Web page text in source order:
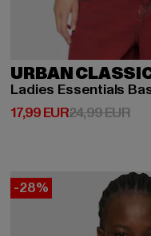
URBAN
Ladies Essentials
17,99 EUR
Derzeitiger Preis: 17,99
24,99 EUR
-28%